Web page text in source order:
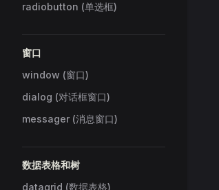
radiobutton (单选框)
窗口
window (窗口)
dialog (对话框窗口)
messager (消息窗口)
数据表格和树
datagrid (数据表格)